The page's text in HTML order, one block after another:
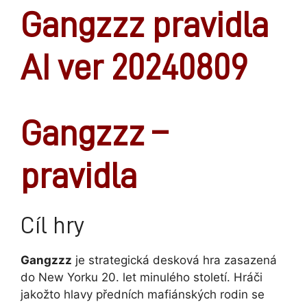
Gangzzz pravidla
AI ver 20240809
Gangzzz –
pravidla
Cíl hry
Gangzzz je strategická desková hra zasazená
do New Yorku 20. let minulého století. Hráči
jakožto hlavy předních mafiánských rodin se